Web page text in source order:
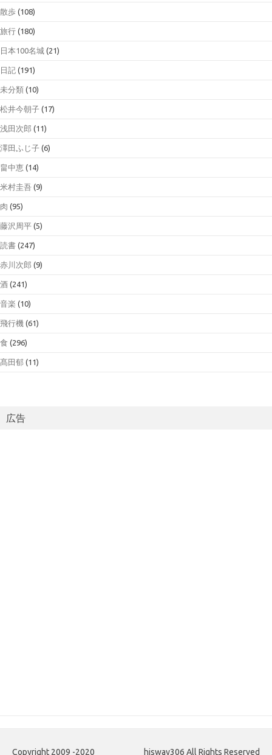
散歩 (108)
旅行 (180)
日本100名城 (21)
日記 (191)
未分類 (10)
松井今朝子 (17)
浅田次郎 (11)
澤田ふじ子 (6)
畠中恵 (14)
米村圭吾 (9)
肉 (95)
藤沢周平 (5)
読書 (247)
赤川次郎 (9)
酒 (241)
音楽 (10)
飛行機 (61)
食 (296)
髙田郁 (11)
広告
Copyright 2009 -2020 hisway306 All Rights Reserved